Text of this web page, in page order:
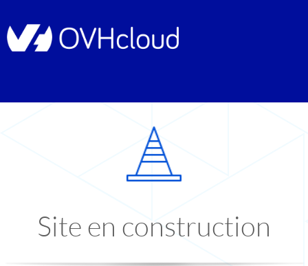
Site en construction